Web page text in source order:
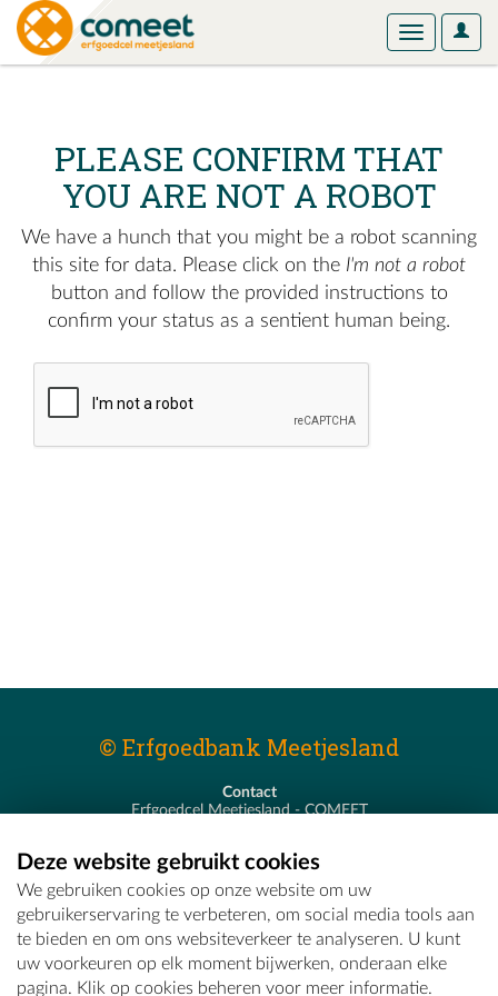
User
Toggle
PLEASE CONFIRM THAT
YOU ARE NOT A ROBOT
We have a hunch that you might be a robot scanning
this site for data. Please click on the I'm not a robot
button and follow the provided instructions to
confirm your status as a sentient human being.
© Erfgoedbank Meetjesland
Contact
Erfgoedcel Meetjesland - COMEET
T - 09 373 75 96
E -erfgoedcel@comeet.be
Deze website gebruikt cookies
We gebruiken cookies op onze website om uw
gebruikerservaring te verbeteren, om social media tools aan
te bieden en om ons websiteverkeer te analyseren. U kunt
uw voorkeuren op elk moment bijwerken, onderaan elke
pagina. Klik op cookies beheren voor meer informatie.